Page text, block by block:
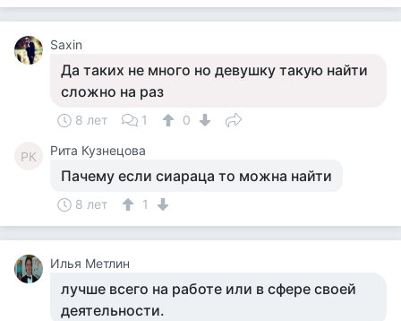
Saxin
Да таких не много но девушку такую найти
сложно на раз
8 лет 1 0
РК Рита Кузнецова
Пачему если сиараца то можна найти
8 лет 1
Илья Метлин
лучше всего на работе или в сфере своей
деятельности.